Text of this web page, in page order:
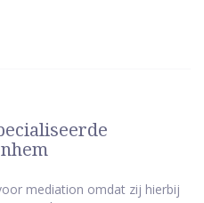
mediation omdat zij hierbij